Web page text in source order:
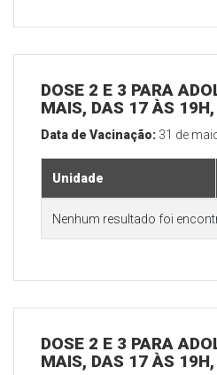
DOSE 2 E 3 PARA
MAIS, DAS 17 ÀS 19H,
Data de Vacinação: 31 de
Unidade
Nenhum resultado foi
DOSE 2 E 3 PARA
MAIS, DAS 17 ÀS 19H,